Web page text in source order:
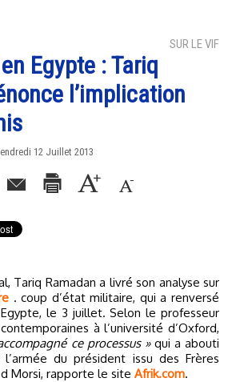
SUR LE VIF
Egypte : Tariq
l’implication
12 Juillet 2013
. coup d’état militaire, qui a renversé
le 3 juillet. Selon le professeur
à l’université d’Oxford,
ce processus »qui a abouti
du président issu des Frères
Morsi, rapporte le site Afrik.com.